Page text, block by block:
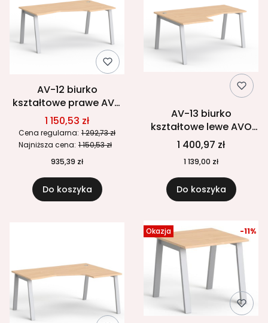
AV-12 biurko
kształtowe prawe AVO
Wuteh 160x100 cm
1 150,53 zł
Cena regularna: 1 292,73 zł
Najniższa cena: 1 150,53 zł
935,39 zł
Do koszyka
AV-13 biurko
kształtowe lewe AVO
Wuteh 160x120 cm
1 400,97 zł
1 139,00 zł
Do koszyka
Okazja -11%